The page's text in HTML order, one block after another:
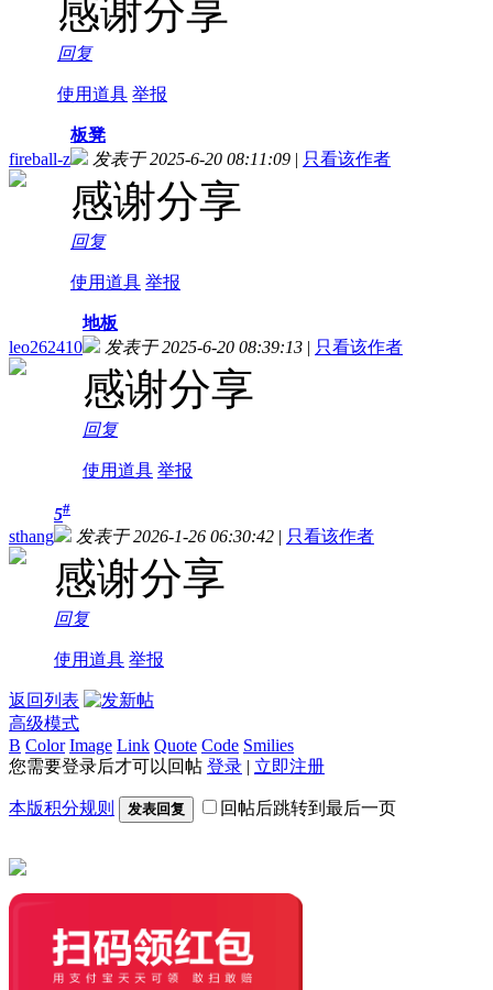
感谢分享
回复
使用道具 举报
fireball-z
板凳
发表于 2025-6-20 08:11:09 | 只看该作者
感谢分享
回复
使用道具 举报
leo262410
地板
发表于 2025-6-20 08:39:13 | 只看该作者
感谢分享
回复
使用道具 举报
sthang
5#
发表于 2026-1-26 06:30:42 | 只看该作者
感谢分享
回复
使用道具 举报
返回列表
高级模式
B Color Image Link Quote Code Smilies
您需要登录后才可以回帖 登录 | 立即注册
本版积分规则 发表回复 回帖后跳转到最后一页